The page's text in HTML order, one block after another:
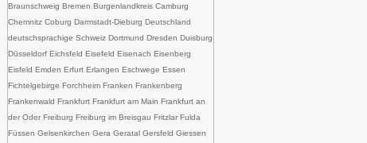
Braunschweig Bremen Burgenlandkreis Camburg
Chemnitz Coburg Darmstadt-Dieburg Deutschland
deutschsprachige Schweiz Dortmund Dresden Duisburg
Düsseldorf Eichsfeld Eisefeld Eisenach Eisenberg
Eisfeld Emden Erfurt Erlangen Eschwege Essen
Fichtelgebirge Forchheim Franken Frankenberg
Frankenwald Frankfurt Frankfurt am Main Frankfurt an
der Oder Freiburg Freiburg im Breisgau Fritzlar Fulda
Füssen Gelsenkirchen Gera Geratal Gersfeld Giessen